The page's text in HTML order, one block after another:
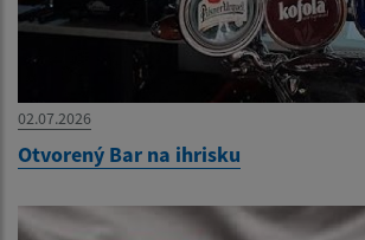
02.07.2026
Otvorený Bar na ihrisku